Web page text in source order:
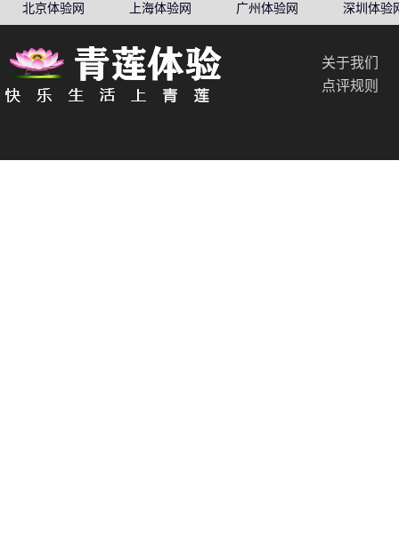
北京体验网
上海体验网 广州体验网 深圳体验
关于我们
点评规则